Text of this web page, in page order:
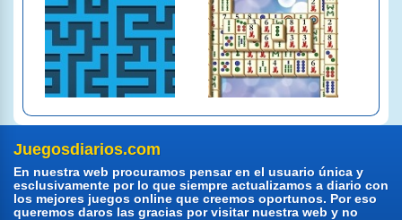
Juegosdiarios.com
En nuestra web procuramos pensar en el usuario única y
esclusivamente por lo que siempre actualizamos a diario con
los mejores juegos online que creemos oportunos. Por eso
queremos daros las gracias por visitar nuestra web y no